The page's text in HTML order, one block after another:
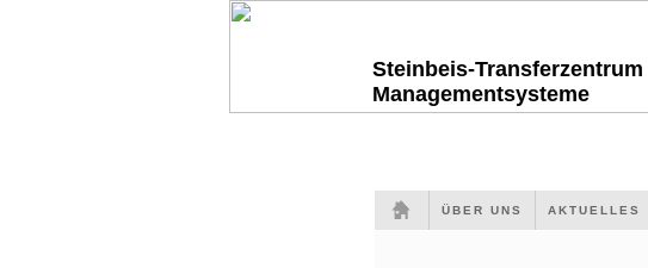
Steinbeis-Transferzentrum
Managementsysteme
ÜBER UNS AKTUELLES